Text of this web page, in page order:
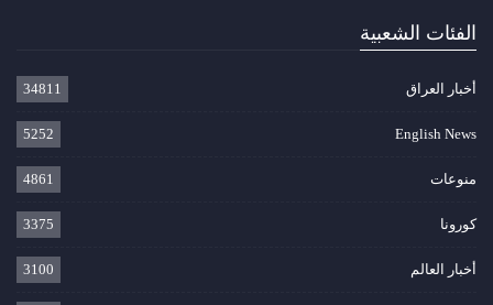
الفئات الشعبية
أخبار العراق 34811
English News
5252
منوعات 4861
كورونا 3375
أخبار العالم 3100